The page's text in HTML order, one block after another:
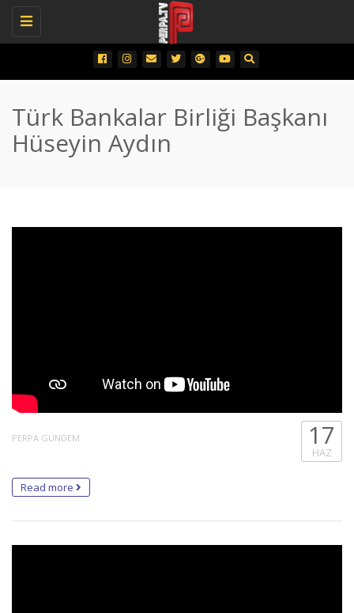
Toggle
Türk Bankalar Birliği Başkanı
Hüseyin Aydın
PERPA GÜNDEM 17
HAZ
Read more